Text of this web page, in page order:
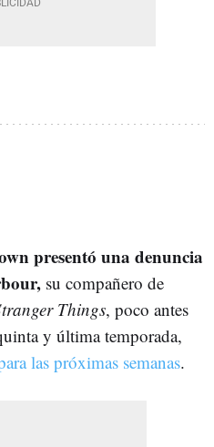
presentó una denuncia
su compañero de
Things, poco antes
y última temporada,
las próximas semanas.